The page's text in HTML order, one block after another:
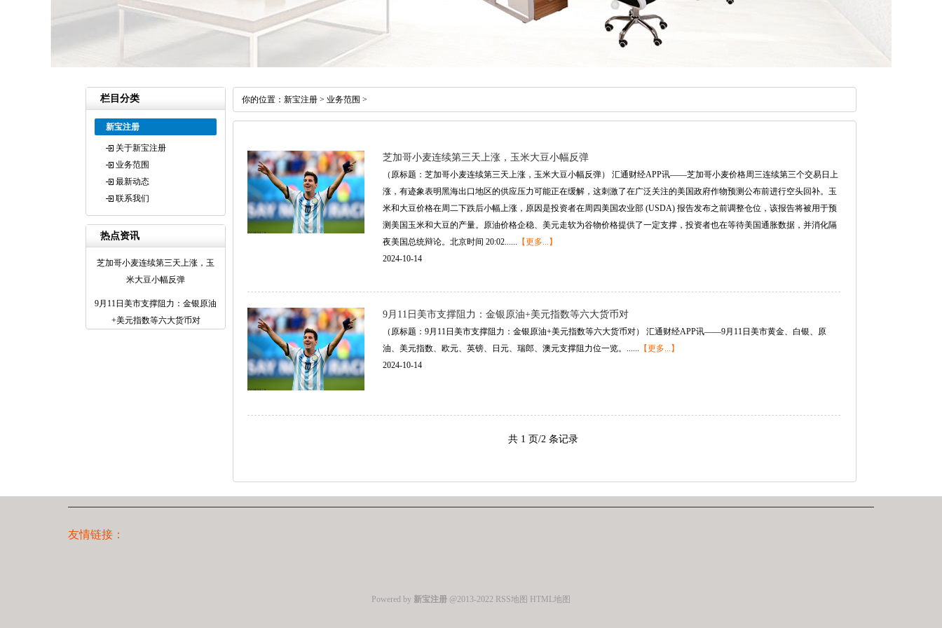
栏目分类
新宝注册
关于新宝注册
业务范围
最新动态
联系我们
热点资讯
芝加哥小麦连续第三天上涨，玉
米大豆小幅反弹
9月11日美市支撑阻力：金银原油
+美元指数等六大货币对
你的位置： 新宝注册 > 业务范围 >
芝加哥小麦连续第三天上涨，玉米大豆小幅反弹
（原标题：芝加哥小麦连续第三天上涨，玉米大豆小幅反弹） 汇通财经APP讯——芝加哥小麦价格周三连续第三个交易日上
涨，有迹象表明黑海出口地区的供应压力可能正在缓解，这刺激了在广泛关注的美国政府作物预测公布前进行空头回补。玉
米和大豆价格在周二下跌后小幅上涨，原因是投资者在周四美国农业部 (USDA) 报告发布之前调整仓位，该报告将被用于预
测美国玉米和大豆的产量。原油价格企稳、美元走软为谷物价格提供了一定支撑，投资者也在等待美国通胀数据，并消化隔
夜美国总统辩论。北京时间 20:02...... 【更多...】
2024-10-14
9月11日美市支撑阻力：金银原油+美元指数等六大货币对
（原标题：9月11日美市支撑阻力：金银原油+美元指数等六大货币对） 汇通财经APP讯——9月11日美市黄金、白银、原
油、美元指数、欧元、英镑、日元、瑞郎、澳元支撑阻力位一览。...... 【更多...】
2024-10-14
共 1 页/2 条记录
友情链接：
Powered by 新宝注册 @2013-2022 RSS地图 HTML地图